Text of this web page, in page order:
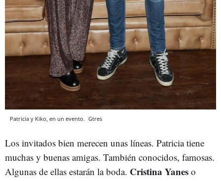
Patricia y Kiko, en un evento. Gtres
Los invitados bien merecen unas líneas. Patricia tiene
muchas y buenas amigas. También conocidos, famosas.
Algunas de ellas estarán la boda. Cristina Yanes o